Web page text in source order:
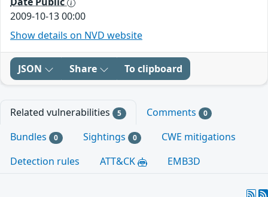
2009-10-13 00:00
Show details on NVD website
JSON Share To clipboard
Related vulnerabilities 5 Comments 0
Bundles 0 Sightings 0
CWE mitigations
Detection rules
ATT&CK EMB3D